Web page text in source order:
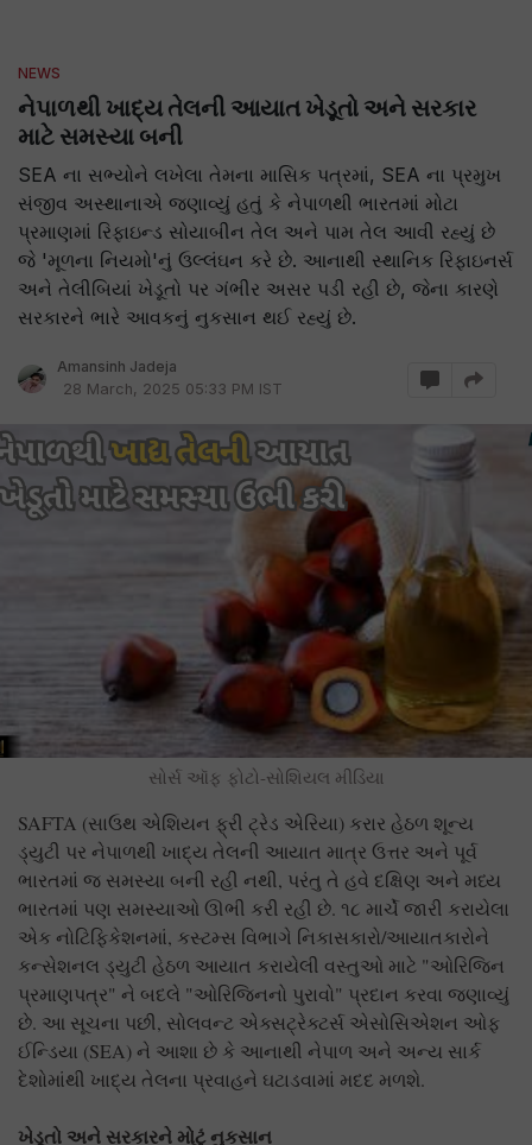
NEWS
નેપાળથી ખાદ્ય તેલની આયાત ખેડૂતો અને સરકાર
માટે સમસ્યા બની
SEA ના સભ્યોને લખેલા તેમના માસિક પત્રમાં, SEA ના પ્રમુખ
સંજીવ અસ્થાનાએ જણાવ્યું હતું કે નેપાળથી ભારતમાં મોટા
પ્રમાણમાં રિફાઇન્ડ સોયાબીન તેલ અને પામ તેલ આવી રહ્યું છે
જે 'મૂળના નિયમો'નું ઉલ્લંઘન કરે છે. આનાથી સ્થાનિક રિફાઇનર્સ
અને તેલીબિયાં ખેડૂતો પર ગંભીર અસર પડી રહી છે, જેના કારણે
સરકારને ભારે આવકનું નુકસાન થઈ રહ્યું છે.
Amansinh Jadeja
28 March, 2025 05:33 PM IST
સોર્સ ઑફ ફોટો-સોશિયલ મીડિયા
SAFTA (સાઉથ એશિયન ફ્રી ટ્રેડ એરિયા) કરાર હેઠળ શૂન્ય
ડ્યુટી પર નેપાળથી ખાદ્ય તેલની આયાત માત્ર ઉત્તર અને પૂર્વ
ભારતમાં જ સમસ્યા બની રહી નથી, પરંતુ તે હવે દક્ષિણ અને મધ્ય
ભારતમાં પણ સમસ્યાઓ ઊભી કરી રહી છે. ૧૮ માર્ચે જારી કરાયેલા
એક નોટિફિકેશનમાં, કસ્ટમ્સ વિભાગે નિકાસકારો/આયાતકારોને
કન્સેશનલ ડ્યુટી હેઠળ આયાત કરાયેલી વસ્તુઓ માટે "ઓરિજિન
પ્રમાણપત્ર" ને બદલે "ઓરિજિનનો પુરાવો" પ્રદાન કરવા જણાવ્યું
છે. આ સૂચના પછી, સોલવન્ટ એક્સટ્રેક્ટર્સ એસોસિએશન ઓફ
ઈન્ડિયા (SEA) ને આશા છે કે આનાથી નેપાળ અને અન્ય સાર્ક
દેશોમાંથી ખાદ્ય તેલના પ્રવાહને ઘટાડવામાં મદદ મળશે.
ખેડૂતો અને સરકારને મોટું નુકસાન